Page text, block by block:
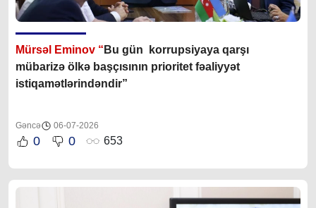
Mürsəl Eminov “ Bu gün korrupsiyaya qarşı
mübarizə ölkə başçısının prioritet fəaliyyət
istiqamətlərindəndir”
Gəncə 06-07-2026
0 0 653